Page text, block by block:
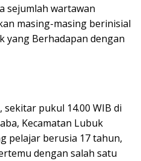
sejumlah wartawan
masing-masing berinisial
yang Berhadapan dengan
sekitar pukul 14.00 WIB di
Kecamatan Lubuk
pelajar berusia 17 tahun,
dengan salah satu